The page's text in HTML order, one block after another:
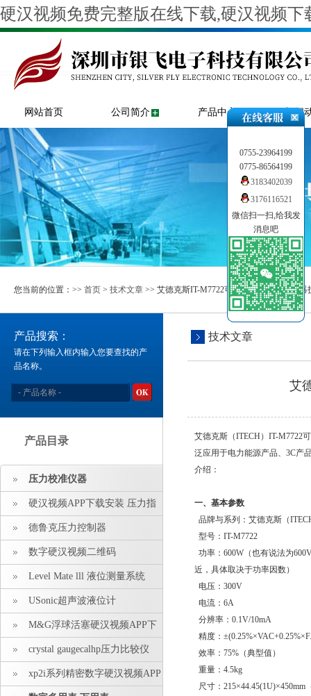
硬汉视频免费完整版在线下载,硬汉视频
网站首页 公司简介 产品中心 新闻
您当前的位置：>> 首页 > 技术文章 >> 艾德克斯IT-M7722可编程交流电源供应器
产品搜索：
请在下列输入框内输入您要查找的产
品名称。
产品目录
压力校准仪器
硬汉视频APP下载安装 压力指
示仪 压力标准源
德鲁克压力控制器
数字硬汉视频二维码
Level Mate lll 液位测量系统
USonic超声波液位计
M&G浮球活塞硬汉视频APP下
载安装crystal gaugecalhp压力比较仪
xp2i系列精密数字硬汉视频APP
技术文章
艾
艾德克斯（ITECH）IT-M7722
泛应用于电力能源产品、3C产
介绍：
一、基本参数
品牌与系列：艾德克斯（
型号： IT-M7722
功率：600W（也有说法为
近，具体取决于功率因数）
电压：300V
电流：6A
分辨率：0.1V/10mA
精度：
效率：75%（典型值）
重量：4.5kg
尺寸：
0755-23964199
0775-86564199
3183402039
3176116521
微信扫一扫,给我发
消息吧